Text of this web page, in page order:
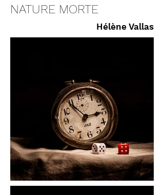
NATURE MORTE
Hélène Vallas